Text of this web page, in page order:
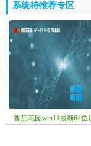
系统特推荐专区